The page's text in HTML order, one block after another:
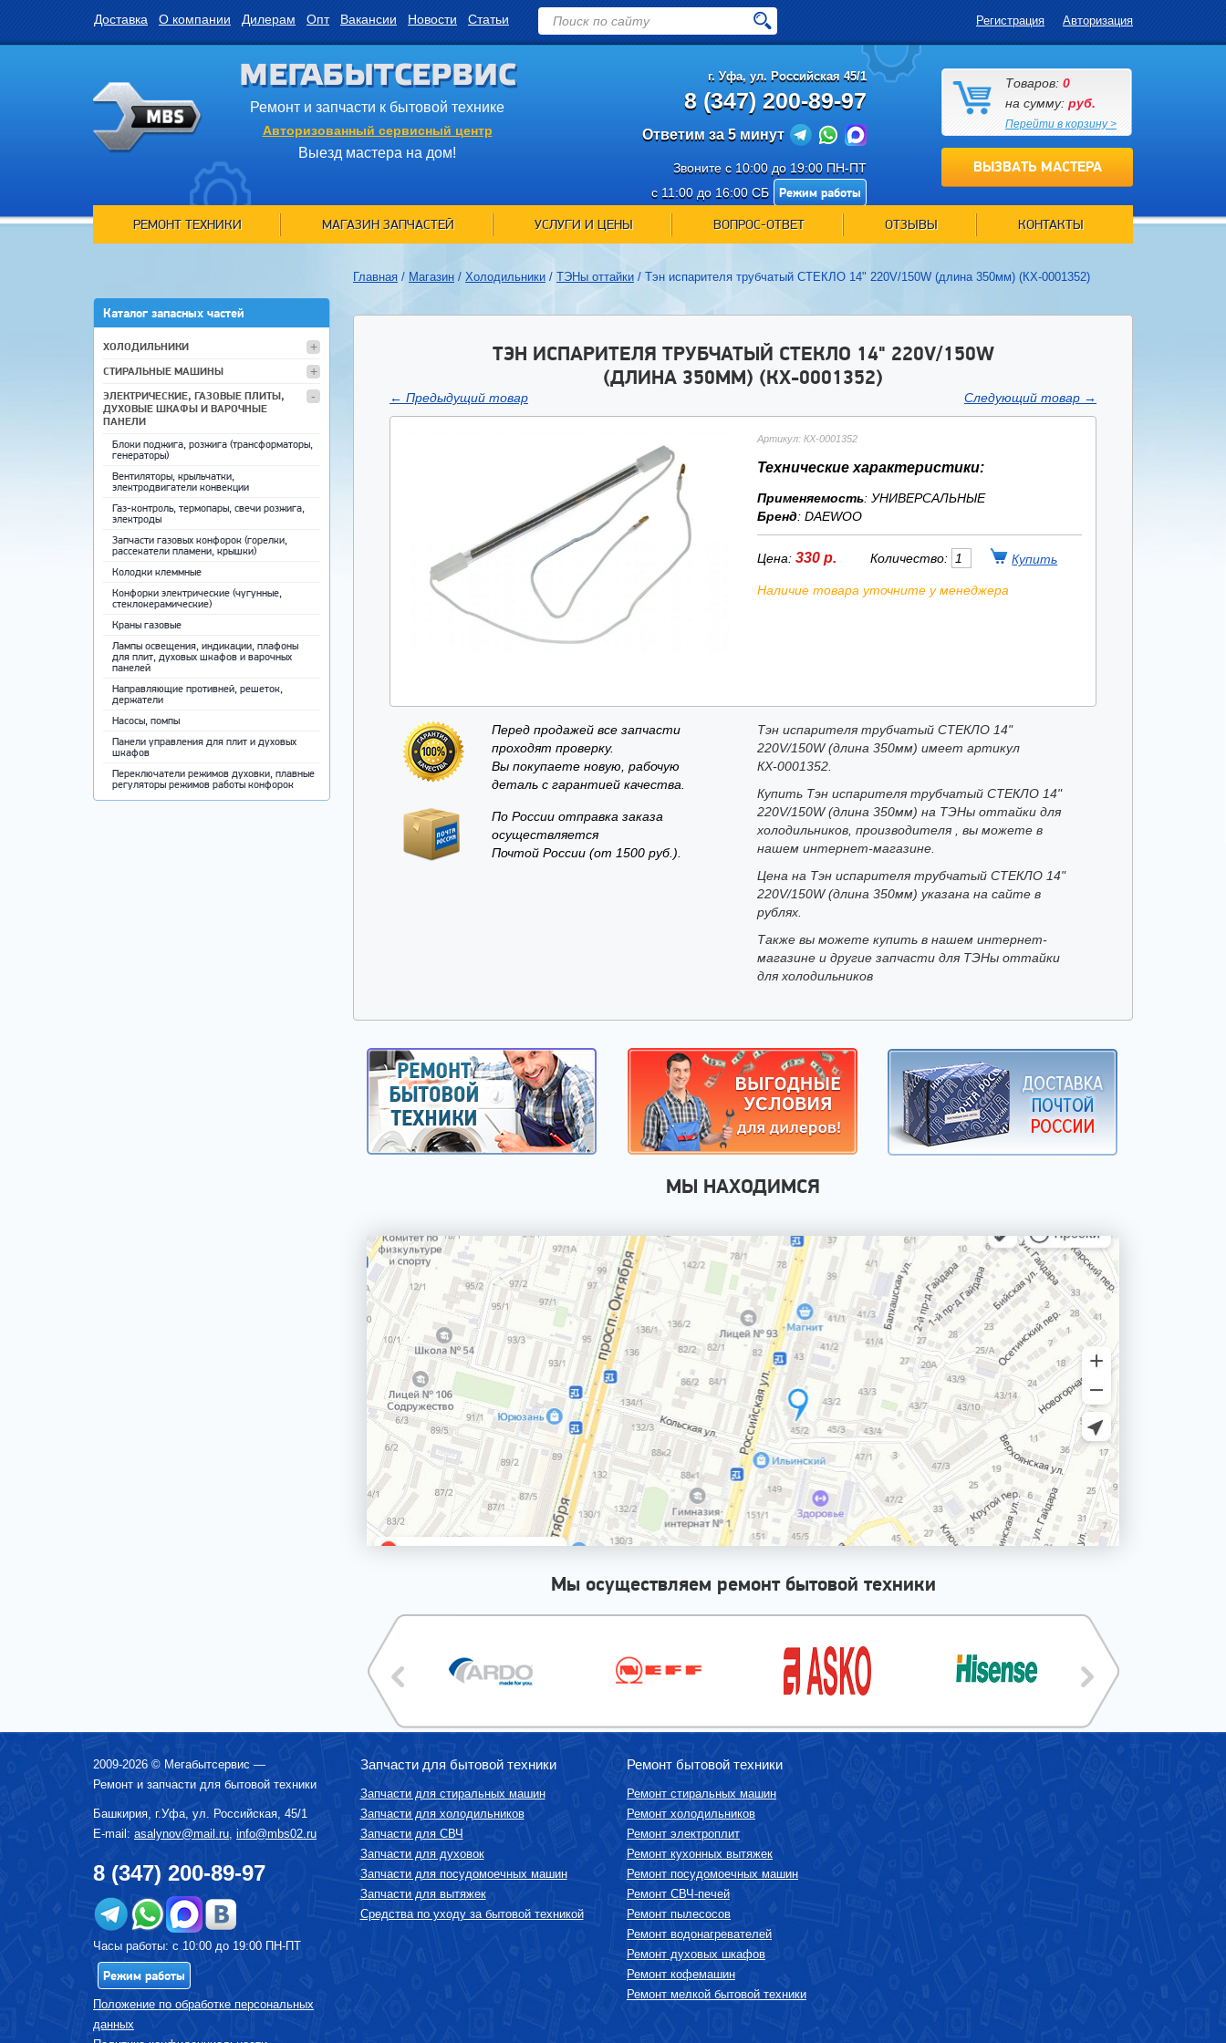
Доставка О компании Дилерам Опт Вакансии Новости Статьи Регистрация Авторизация
МЕГАБЫТСЕРВИС
Ремонт и запчасти к бытовой технике
Авторизованный сервисный центр
Выезд мастера на дом!
г. Уфа, ул. Российская 45/1
8 (347) 200-89-97
Ответим за 5 минут
Звоните с 10:00 до 19:00 ПН-ПТ
с 11:00 до 16:00 СБ
Режим работы
Товаров: 0
на сумму: руб.
Перейти в корзину >
ВЫЗВАТЬ МАСТЕРА
РЕМОНТ ТЕХНИКИ МАГАЗИН ЗАПЧАСТЕЙ УСЛУГИ И ЦЕНЫ ВОПРОС-ОТВЕТ ОТЗЫВЫ КОНТАКТЫ
Каталог запасных частей
ХОЛОДИЛЬНИКИ
СТИРАЛЬНЫЕ МАШИНЫ
ЭЛЕКТРИЧЕСКИЕ, ГАЗОВЫЕ ПЛИТЫ,
ДУХОВЫЕ ШКАФЫ И ВАРОЧНЫЕ
ПАНЕЛИ
Блоки поджига, розжига (трансформаторы,
генераторы)
Вентиляторы, крыльчатки,
электродвигатели конвекции
Газ-контроль, термопары, свечи розжига,
электроды
Запчасти газовых конфорок (горелки,
рассекатели пламени, крышки)
Колодки клеммные
Конфорки электрические (чугунные,
стеклокерамические)
Краны газовые
Лампы освещения, индикации, плафоны
для плит, духовых шкафов и варочных
панелей
Направляющие противней, решеток,
держатели
Насосы, помпы
Панели управления для плит и духовых
шкафов
Переключатели режимов духовки, плавные
регуляторы режимов работы конфорок
ЗУБНЫЕ ЩЁТКИ
КОФЕМАШИНЫ, КОФЕВАРКИ,
ЛОМТЕРЕЗКИ
МИКРОВОЛНОВЫЕ ПЕЧИ (СВЧ)
МИКСЕРЫ
МУЛЬТИВАРКИ
МЯСОРУБКИ
ПАРОВАРКИ
ПЫЛЕСОСЫ
Главная / Магазин / Холодильники / ТЭНы оттайки / Тэн испарителя трубчатый СТЕКЛО 14" 220V/150W (длина 350мм) (КХ-0001352)
ТЭН ИСПАРИТЕЛЯ ТРУБЧАТЫЙ СТЕКЛО 14" 220V/150W
(ДЛИНА 350ММ) (КХ-0001352)
← Предыдущий товар Следующий товар →
Артикул: КХ-0001352
Технические характеристики:
Применяемость: УНИВЕРСАЛЬНЫЕ
Бренд: DAEWOO
Цена: 330 р. Количество:
Наличие товара уточните у менеджера
Перед продажей все запчасти
проходят проверку.
Вы покупаете новую, рабочую
деталь с гарантией качества.
По России отправка заказа
осуществляется
Почтой России (от 1500 руб.).
Тэн испарителя трубчатый СТЕКЛО 14"
220V/150W (длина 350мм) имеет артикул
КХ-0001352.
Купить Тэн испарителя трубчатый СТЕКЛО 14"
220V/150W (длина 350мм) на ТЭНы оттайки для
холодильников, производителя , вы можете в
нашем интернет-магазине.
Цена на Тэн испарителя трубчатый СТЕКЛО 14"
220V/150W (длина 350мм) указана на сайте в
рублях.
Также вы можете купить в нашем интернет-
магазине и другие запчасти для ТЭНы оттайки
для холодильников
МЫ НАХОДИМСЯ
Мы осуществляем ремонт бытовой техники
2009-2026 © Мегабытсервис —
Ремонт и запчасти для бытовой техники
Башкирия, г.Уфа, ул. Российская, 45/1
E-mail: asalynov@mail.ru, info@mbs02.ru
8 (347) 200-89-97
Часы работы: с 10:00 до 19:00 ПН-ПТ
Режим работы
Положение по обработке персональных
данных
Запчасти для бытовой техники
Запчасти для стиральных машин
Запчасти для холодильников
Запчасти для СВЧ
Запчасти для духовок
Запчасти для посудомоечных машин
Запчасти для вытяжек
Средства по уходу за бытовой техникой
Ремонт бытовой техники
Ремонт стиральных машин
Ремонт холодильников
Ремонт электроплит
Ремонт кухонных вытяжек
Ремонт посудомоечных машин
Ремонт СВЧ-печей
Ремонт пылесосов
Ремонт водонагревателей
Ремонт духовых шкафов
Ремонт кофемашин
Ремонт мелкой бытовой техники